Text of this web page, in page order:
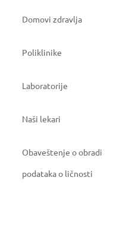
Domovi zdravlja
Poliklinike
Laboratorije
Naši lekari
Obaveštenje o obradi
podataka o ličnosti